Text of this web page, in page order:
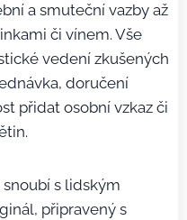
a smuteční vazby až
či vínem. Vše
vedení zkušených
doručení
přidat osobní vzkaz či
s lidským
připravený s